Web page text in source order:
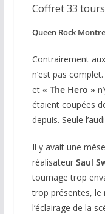
Coffret 33 tours
Queen Rock
Contrairement
n’est pas
et « The Hero »
étaient coupées
depuis. Seule
Il y avait une
réalisateur Saul
tournage trop
trop présentes, le
l’éclairage de la